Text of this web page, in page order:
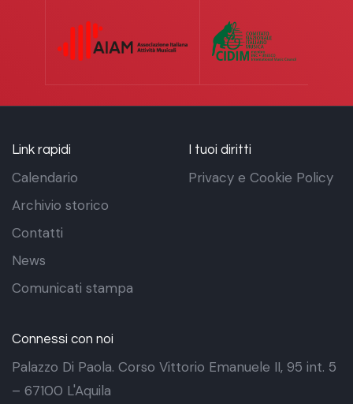
Link rapidi
Calendario
Archivio storico
Contatti
News
Comunicati stampa
I tuoi diritti
Privacy e Cookie Policy
Connessi con noi
Palazzo Di Paola. Corso Vittorio Emanuele II, 95 int. 5
– 67100 L'Aquila